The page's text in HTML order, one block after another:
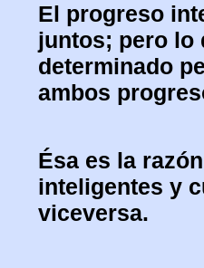
El progreso
juntos; pero lo
determinado
ambos
Ésa es la
inteligentes y
viceversa.